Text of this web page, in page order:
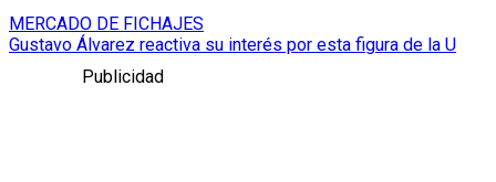
MERCADO DE FICHAJES
Gustavo Álvarez reactiva su interés por esta figura de la U
Publicidad